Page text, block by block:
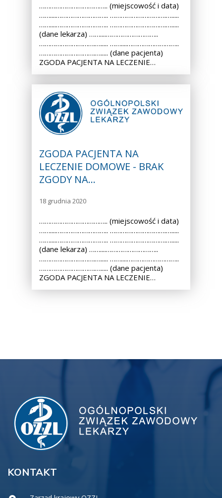
……………………………….. (miejscowość i data)
……....……………………….. ………………………….….....
……....……………………….. ………………………….….....
(dane lekarza) ……....………………………..
………………………….…..... ……....………………………..
………………………….…..... (dane pacjenta)
ZGODA PACJENTA NA LECZENIE…
ZGODA PACJENTA NA
LECZENIE DOMOWE - BRAK
ZGODY NA…
18 grudnia 2020
……………………………….. (miejscowość i data)
……....……………………….. ………………………….….....
……....……………………….. ………………………….….....
(dane lekarza) ……....………………………..
………………………….…..... ……....………………………..
………………………….…..... (dane pacjenta)
ZGODA PACJENTA NA LECZENIE…
KONTAKT